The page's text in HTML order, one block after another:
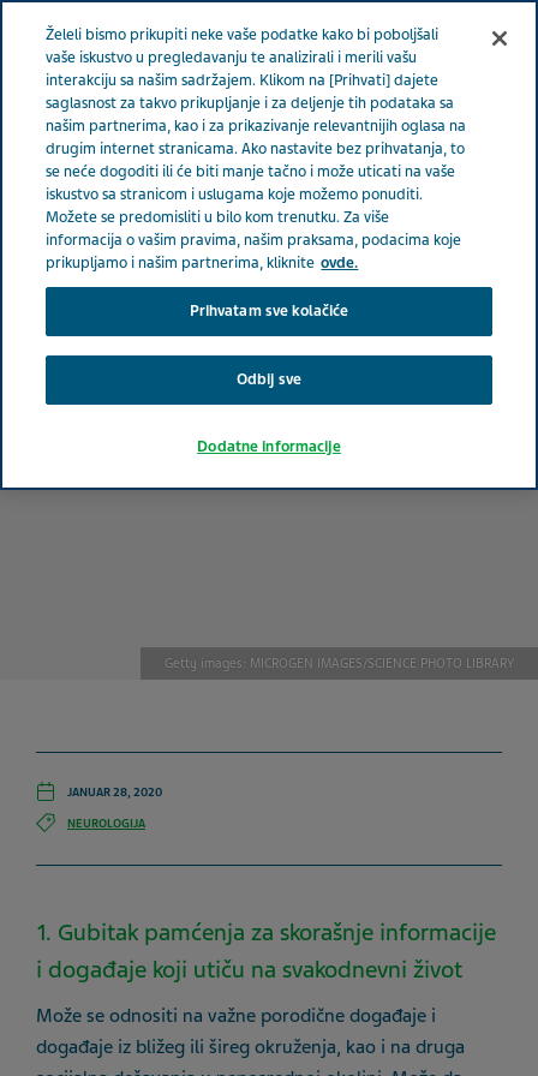
SRBIJA
Serbia Terapeutske oblasti Neurologija
Deset
upozoravajućih znakova demencije
Deset upozoravajućih
znakova demencije
Getty images: MICROGEN IMAGES/SCIENCE PHOTO LIBRARY
JANUAR 28, 2020
NEUROLOGIJA
1. Gubitak pamćenja za skorašnje informacije
i događaje koji utiču na svakodnevni život
Može se odnositi na važne porodične događaje i
događaje iz bližeg ili šireg okruženja, kao i na druga
Želeli bismo prikupiti neke vaše podatke kako bi poboljšali
vaše iskustvo u pregledavanju te analizirali i merili vašu
interakciju sa našim sadržajem. Klikom na [Prihvati] dajete
saglasnost za takvo prikupljanje i za deljenje tih podataka sa
našim partnerima, kao i za prikazivanje relevantnijih oglasa na
drugim internet stranicama. Ako nastavite bez prihvatanja, to
se neće dogoditi ili će biti manje tačno i može uticati na vaše
iskustvo sa stranicom i uslugama koje možemo ponuditi.
Možete se predomisliti u bilo kom trenutku. Za više
informacija o vašim pravima, našim praksama, podacima koje
prikupljamo i našim partnerima, kliknite ovde.
Prihvatam sve kolačiće
Odbij sve
Dodatne informacije